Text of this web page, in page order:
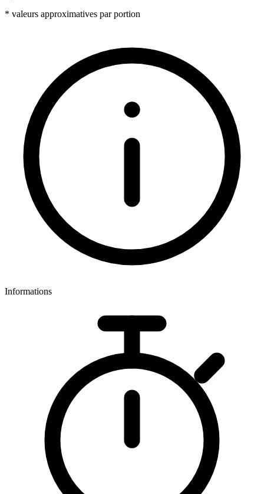
* valeurs approximatives par portion
Informations